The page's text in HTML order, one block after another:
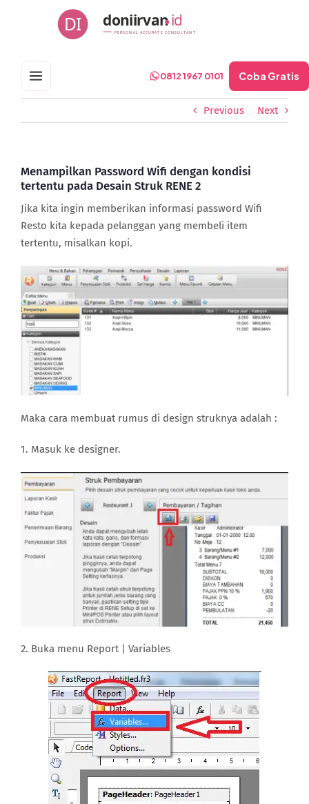
DI doniirvanid
PERSONAL ACCURATE CONSULTANT
0812 1967 0101 Coba Gratis
Previous Next
Menampilkan Password Wifi dengan kondisi
tertentu pada Desain Struk RENE 2
Jika kita ingin memberikan informasi password Wifi
Resto kita kepada pelanggan yang membeli item
tertentu, misalkan kopi.
Maka cara membuat rumus di design struknya adalah :
1. Masuk ke designer.
2. Buka menu Report | Variables